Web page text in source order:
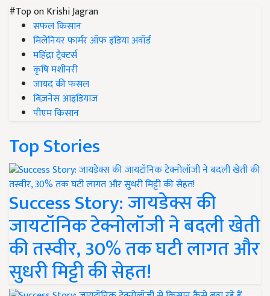
#Top on Krishi Jagran
सफल किसान
मिलेनियर फार्मर ऑफ इंडिया अवॉर्ड
महिंद्रा ट्रैक्टर्स
कृषि मशीनरी
जायद की फसल
बिज़नेस आइडियाज
पीएम किसान
Top Stories
Success Story: जायडेक्स की
जायटॉनिक टेक्नोलॉजी ने बदली खेती
की तस्वीर, 30% तक घटी लागत और
सुधरी मिट्टी की सेहत!